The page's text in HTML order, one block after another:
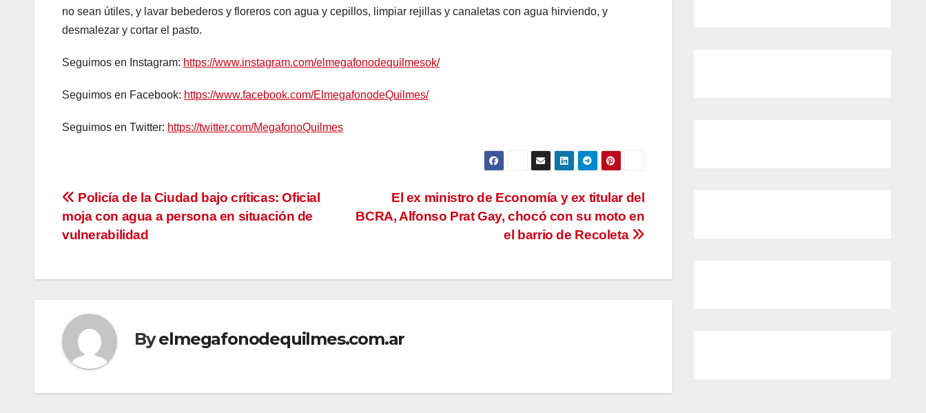
no sean útiles, y lavar bebederos y floreros con agua y cepillos, limpiar rejillas y canaletas con agua hirviendo, y
desmalezar y cortar el pasto.
Seguimos en Instagram: https://www.instagram.com/elmegafonodequilmesok/
Seguimos en Facebook: https://www.facebook.com/ElmegafonodeQuilmes/
Seguimos en Twitter: https://twitter.com/MegafonoQuilmes
Navegación
de
El ex ministro de Economía y ex titular del
BCRA, Alfonso Prat Gay, chocó con su moto en
el barrio de Recoleta
Policía de la Ciudad bajo críticas: Oficial
moja con agua a persona en situación de
vulnerabilidad
Byelmegafonodequilmes.com.ar